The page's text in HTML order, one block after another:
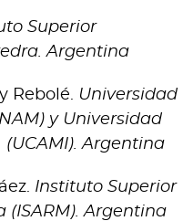
Superior
Argentina
Rebolé. Universidad
y Universidad
Argentina
Instituto Superior
(ISARM). Argentina